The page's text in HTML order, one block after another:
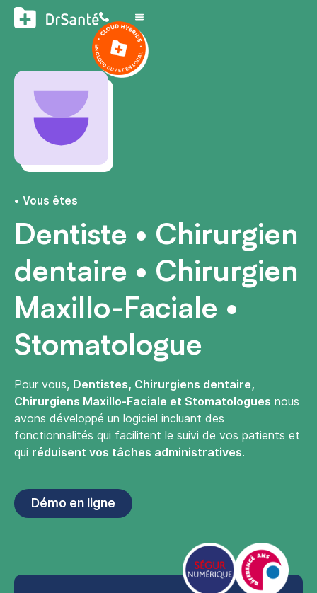
Vous êtes
Dentiste • Chirurgien
dentaire • Chirurgien
Maxillo-Faciale •
Stomatologue
Pour vous, Dentistes, Chirurgiens dentaire,
Chirurgiens Maxillo-Faciale et Stomatologues nous
avons développé un logiciel incluant des
fonctionnalités qui facilitent le suivi de vos patients et
qui réduisent vos tâches administratives.
Démo en ligne